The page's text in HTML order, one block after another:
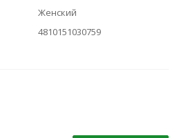
Женский
4810151030759